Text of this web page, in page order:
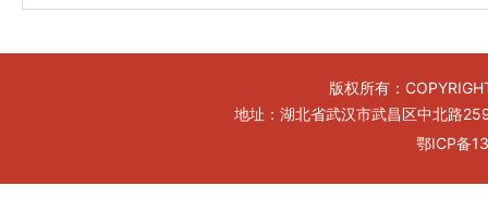
版权所有：
地址：湖北省武汉市武昌区中北
鄂ICP备